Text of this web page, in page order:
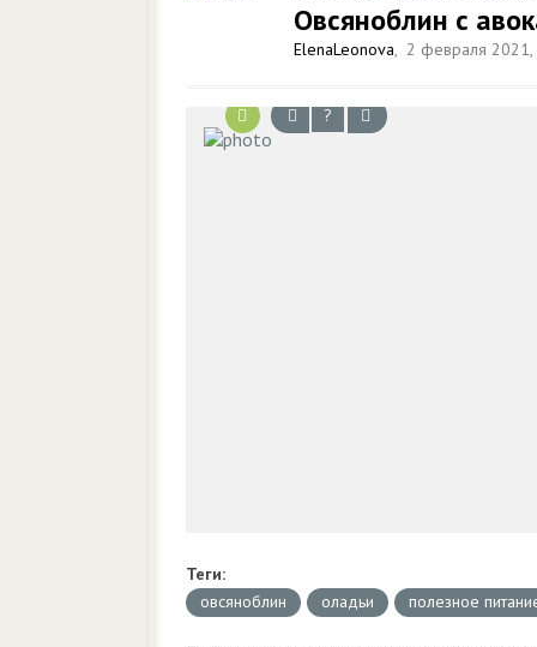
Овсяноблин с
ElenaLeonova, 2 февраля 2021,
?
Теги:
овсяноблин
оладьи полезное